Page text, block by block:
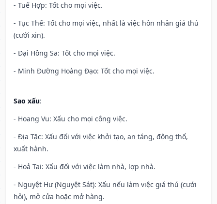
- Tuế Hợp: Tốt cho mọi việc.
- Tục Thế: Tốt cho mọi việc, nhất là việc hôn nhân giá thú
(cưới xin).
- Đại Hồng Sa: Tốt cho mọi việc.
- Minh Đường Hoàng Đạo: Tốt cho mọi việc.
Sao xấu:
- Hoang Vu: Xấu cho mọi công việc.
- Địa Tặc: Xấu đối với việc khởi tạo, an táng, động thổ,
xuất hành.
- Hoả Tai: Xấu đối với việc làm nhà, lợp nhà.
- Nguyệt Hư (Nguyệt Sát): Xấu nếu làm việc giá thú (cưới
hỏi), mở cửa hoặc mở hàng.